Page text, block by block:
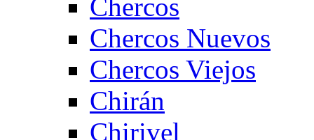
Chercos
Chercos Nuevos
Chercos Viejos
Chirán
Chirivel